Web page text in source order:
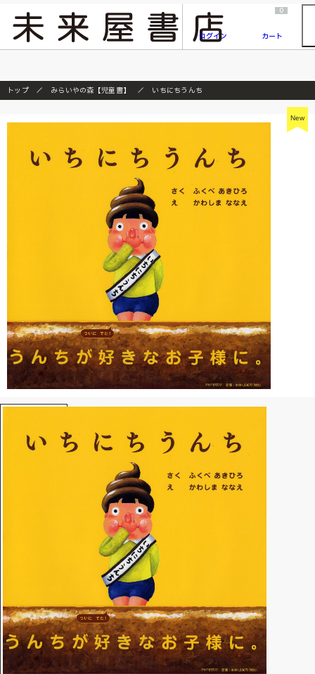
『ONE PIECE magazine 021 ONE PIECEカード付き同梱版』発売延期のご案内
ログイン
0
カート
トップ みらいやの森【児童書】 いちにちうんち
New